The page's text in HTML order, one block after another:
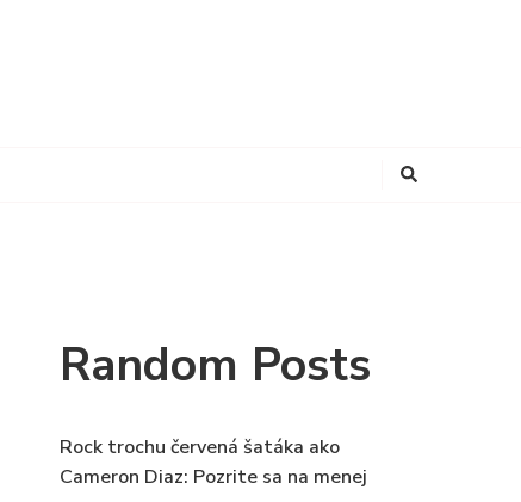
Random Posts
Rock trochu červená šatáka ako
Cameron Diaz: Pozrite sa na menej